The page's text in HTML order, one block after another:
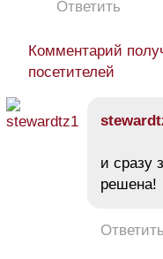
Ответить
Комментарий
посетителей
и сразу
решена!
Ответить